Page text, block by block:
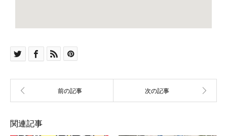
関連記事